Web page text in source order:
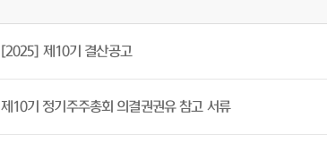
[2025] 제10기 결산공고
제10기 정기주주총회 의결권권유 참고 서류